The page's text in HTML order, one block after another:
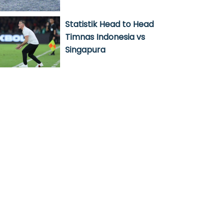
Statistik Head to Head
Timnas Indonesia vs
Singapura